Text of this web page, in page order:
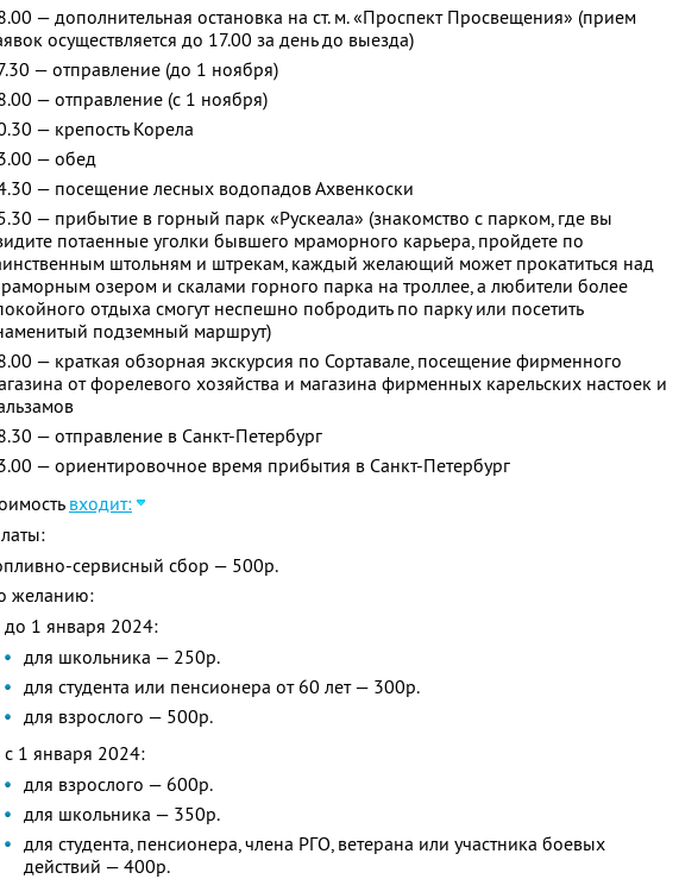
— дополнительная остановка на ст. м. «Проспект Просвещения» (прием
осуществляется до 17.00 за день до выезда)
— отправление (до 1 ноября)
— отправление (с 1 ноября)
— крепость Корела
— обед
— посещение лесных водопадов Ахвенкоски
— прибытие в горный парк «Рускеала» (знакомство с парком, где вы
потаенные уголки бывшего мраморного карьера, пройдете по
штольням и штрекам, каждый желающий может прокатиться над
озером и скалами горного парка на троллее, а любители более
отдыха смогут неспешно побродить по парку или посетить
подземный маршрут)
— краткая обзорная экскурсия по Сортавале, посещение фирменного
от форелевого хозяйства и магазина фирменных карельских настоек и
— отправление в Санкт-Петербург
— ориентировочное время прибытия в Санкт-Петербург
входит:
сервисный сбор — 500р.
желанию:
до 1 января 2024:
для школьника — 250р.
для студента или пенсионера от 60 лет — 300р.
для взрослого — 500р.
с 1 января 2024:
для взрослого — 600р.
для школьника — 350р.
для студента, пенсионера, члена РГО, ветерана или участника боевых
действий — 400р.